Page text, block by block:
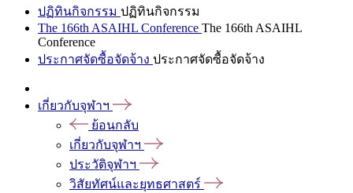
ปฏิทินกิจกรรม ปฏิทินกิจกรรม
The 166th ASAIHL Conference The 166th ASAIHL
Conference
ประกาศจัดซื้อจัดจ้าง ประกาศจัดซื้อจัดจ้าง
เกี่ยวกับจุฬาฯ
ย้อนกลับ
เกี่ยวกับจุฬาฯ
ประวัติจุฬาฯ
วิสัยทัศน์และยุทธศาสตร์